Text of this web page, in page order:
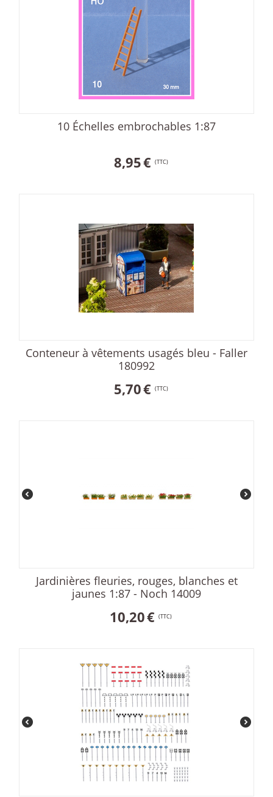
10 Échelles embrochables 1:87
8,95€ (TTC)
Conteneur à vêtements usagés bleu - Faller
180992
5,70€ (TTC)
Jardinières fleuries, rouges, blanches et
jaunes 1:87 - Noch 14009
10,20€ (TTC)